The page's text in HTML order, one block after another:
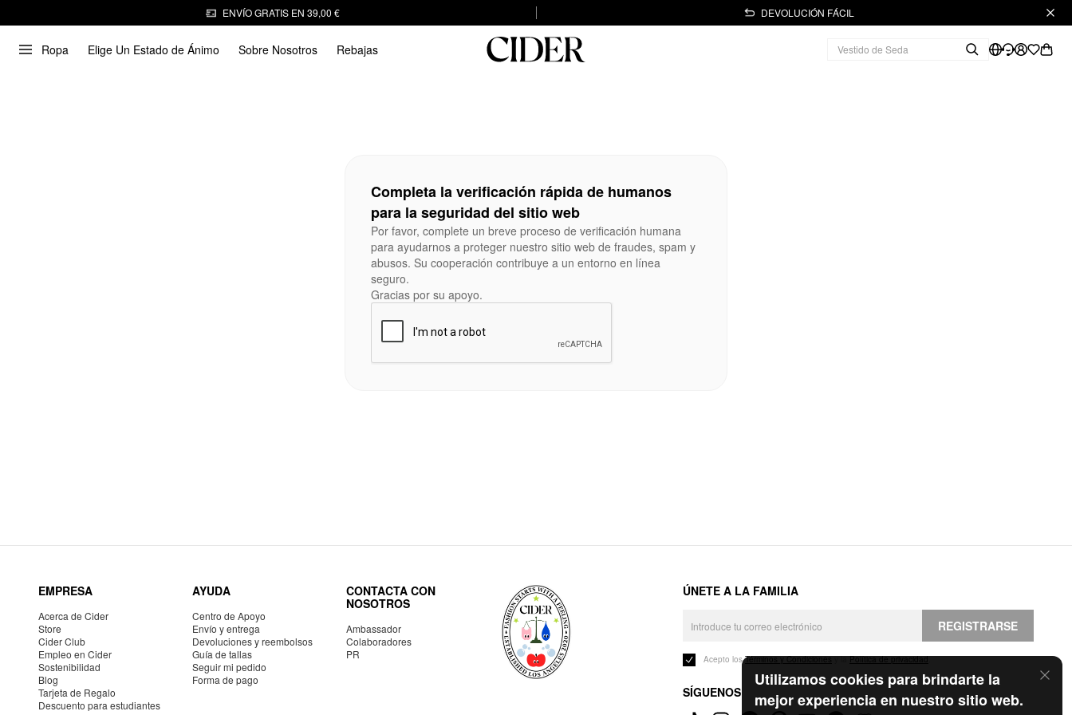
ENVÍO GRATIS EN 39,00 € DEVOLUCIÓN FÁCIL
Ropa Elige Un Estado de Ánimo Sobre Nosotros Rebajas
Utilizamos cookies para brindarte la
mejor experiencia en nuestro sitio web.
Completa la verificación rápida de humanos
para la seguridad del sitio web
Por favor, complete un breve proceso de verificación humana
para ayudarnos a proteger nuestro sitio web de fraudes, spam y
abusos. Su cooperación contribuye a un entorno en línea
seguro.
Gracias por su apoyo.
EMPRESA
Acerca de Cider
Store
Cider Club
Empleo en Cider
Sostenibilidad
Blog
Tarjeta de Regalo
Descuento para estudiantes
AYUDA
Centro de Apoyo
Envío y entrega
Devoluciones y reembolsos
Guía de tallas
Seguir mi pedido
Forma de pago
CONTACTA CON
NOSOTROS
Ambassador
Colaboradores
PR
ÚNETE A LA FAMILIA
REGISTRARSE
Acepto losTérminos y Condicionesy laPolítica de privacidad.
SÍGUENOS